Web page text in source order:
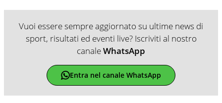
Vuoi essere sempre aggiornato su ultime news di
sport, risultati ed eventi live? Iscriviti al nostro
canaleWhatsApp
Entra nel canale WhatsApp